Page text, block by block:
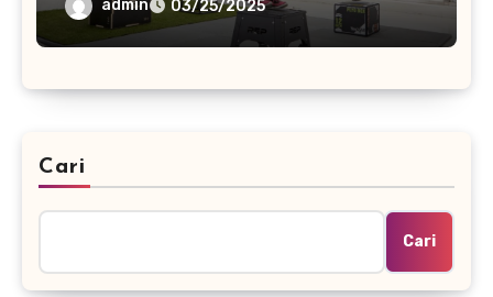
admin 03/25/2025
Cari
Cari